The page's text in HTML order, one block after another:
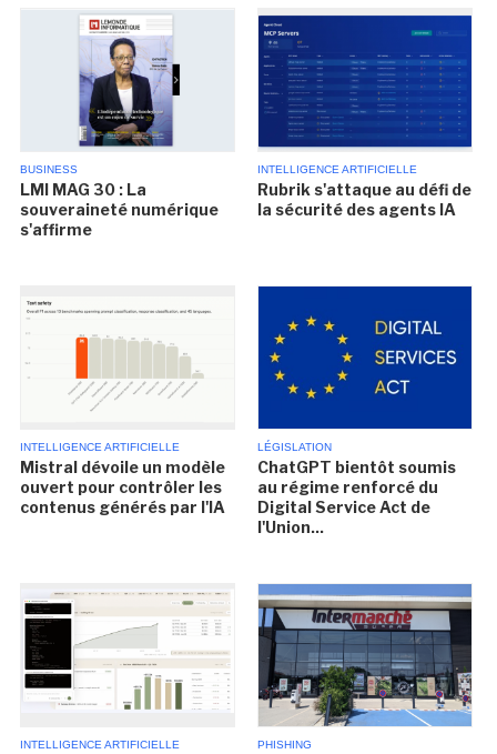
BUSINESS
LMI MAG 30 : La
souveraineté numérique
s'affirme
INTELLIGENCE ARTIFICIELLE
Rubrik s'attaque au défi de
la sécurité des agents IA
INTELLIGENCE ARTIFICIELLE
Mistral dévoile un modèle
ouvert pour contrôler les
contenus générés par l'IA
LÉGISLATION
ChatGPT bientôt soumis
au régime renforcé du
Digital Service Act de
l'Union...
INTELLIGENCE ARTIFICIELLE PHISHING